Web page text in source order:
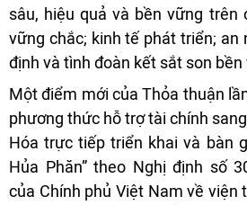
sâu, hiệu quả và bền vững trên
vững chắc; kinh tế phát triển; an
định và tình đoàn kết sắt son bền
Một điểm mới của Thỏa thuận
phương thức hỗ trợ tài chính
Hóa trực tiếp triển khai và bàn
Hủa Phăn” theo Nghị định số
của Chính phủ Việt Nam về viện